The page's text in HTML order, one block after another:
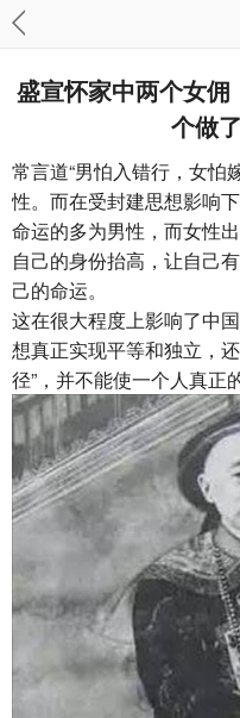
盛宣怀家中两个女
个做
常言道“男怕入错行，女怕
性。而在受封建思想影响
命运的多为男性，而女性
自己的身份抬高，让自己
己的命运。
这在很大程度上影响了中
想真正实现平等和独立，
径”，并不能使一个人真正